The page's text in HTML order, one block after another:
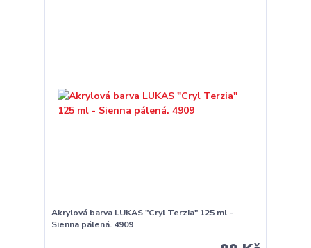
Akrylová barva LUKAS "Cryl Terzia" 125 ml -
Sienna pálená. 4909